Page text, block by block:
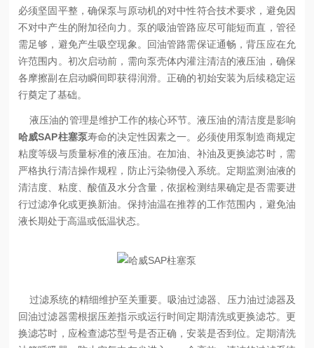
必须坚固平整，确保泵与原动机的对中性符合技术要求，避免因
不对中产生的附加径向力。泵的吸油管路应尽可能短而直，管径
需足够，避免产生吸空现象。回油管路需保证通畅，背压应在允
许范围内。初次启动前，需向泵壳体内灌注清洁的液压油，确保
各摩擦副在启动瞬间即获得润滑。正确的初始安装为后续稳定运
行奠定了基础。
液压油的管理是维护工作的核心环节。液压油的清洁度是影响
哈威SAP柱塞泵寿命的决定性因素之一。必须使用泵制造商规定
粘度等级与质量标准的液压油。在加油、补油及更换滤芯时，需
严格执行清洁操作规程，防止污染物侵入系统。定期监测油液的
清洁度、粘度、酸值及水分含量，依据检测结果确定是否需要进
行过滤净化或更换新油。保持油温在推荐的工作范围内，避免油
液长期处于高温或低温状态。
过滤系统的精细维护至关重要。吸油过滤器、压力油过滤器及
回油过滤器需根据压差指示或运行时间定期清洗或更换滤芯。更
换滤芯时，应检查滤芯型号是否正确，安装是否到位。定期清洗